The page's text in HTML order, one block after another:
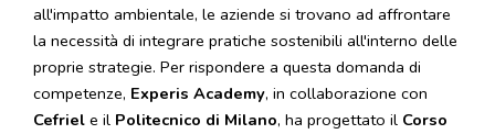
all'impatto ambientale, le aziende si trovano ad affrontare
la necessità di integrare pratiche sostenibili all'interno delle
proprie strategie. Per rispondere a questa domanda di
competenze, Experis Academy, in collaborazione con
Cefriel e il Politecnico di Milano, ha progettato il Corso